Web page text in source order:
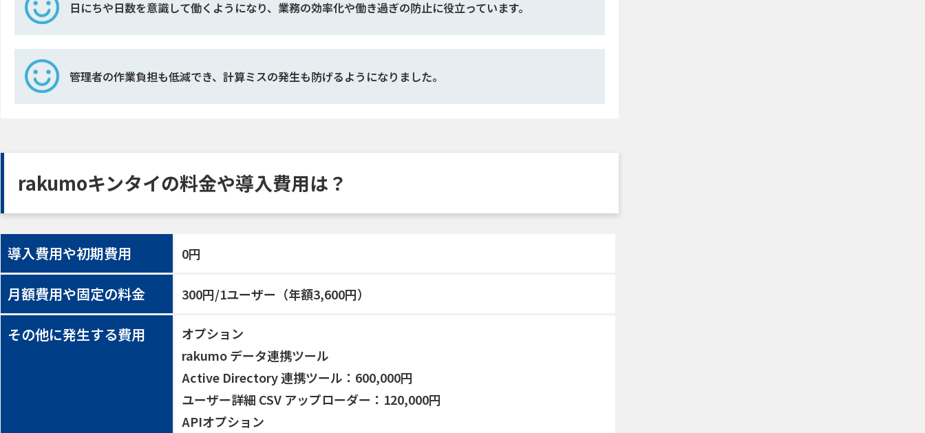
日にちや日数を意識して働くようになり、業務の効率化や働き過ぎの防止に役立っています。
管理者の作業負担も低減でき、計算ミスの発生も防げるようになりました。
rakumoキンタイの料金や導入費用は？
導入費用や初期費用 0円
月額費用や固定の料金 300円/1ユーザー（年額3,600円）
その他に発生する費用
オプション
rakumo データ連携ツール
Active Directory 連携ツール：600,000円
ユーザー詳細 CSV アップローダー：120,000円
APIオプション